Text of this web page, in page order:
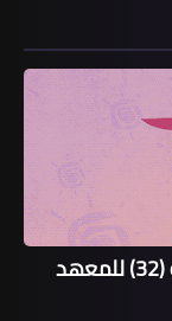
مديرية التطوع تفتح باب التقديم للدورة (32) للمعهد